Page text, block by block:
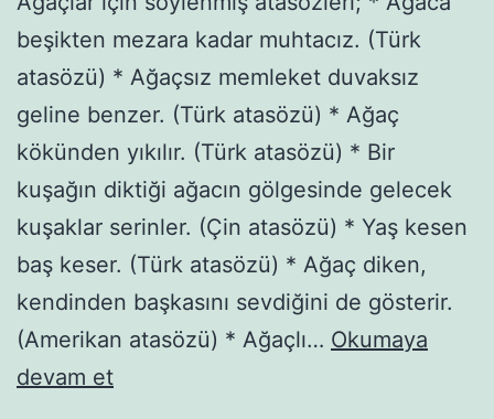
beşikten mezara kadar muhtacız. (Türk
atasözü) * Ağaçsız memleket duvaksız
geline benzer. (Türk atasözü) * Ağaç
kökünden yıkılır. (Türk atasözü) * Bir
kuşağın diktiği ağacın gölgesinde gelecek
kuşaklar serinler. (Çin atasözü) * Yaş kesen
baş keser. (Türk atasözü) * Ağaç diken,
kendinden başkasını sevdiğini de gösterir.
(Amerikan atasözü) * Ağaçlı… Okumaya
devam etAğaçlar